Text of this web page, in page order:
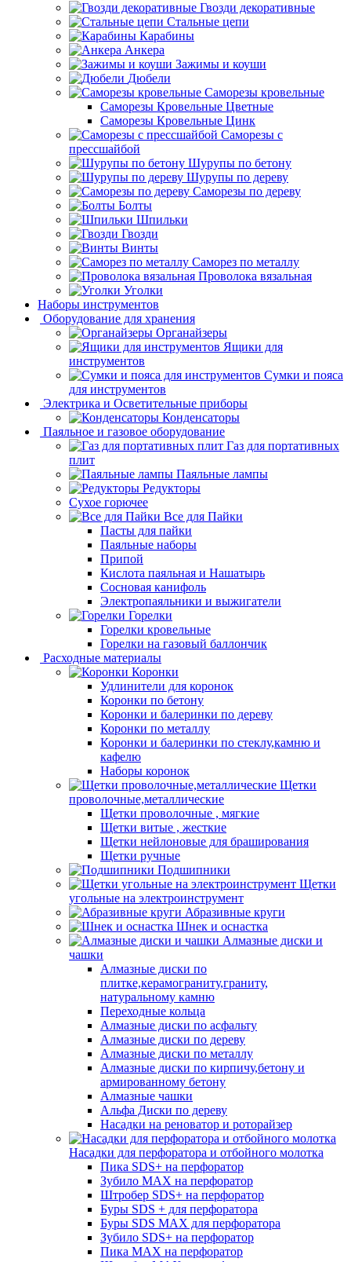
Гвозди декоративные
Стальные цепи
Карабины
Анкера
Зажимы и коуши
Дюбели
Саморезы кровельные
Саморезы Кровельные Цветные
Саморезы Кровельные Цинк
Саморезы с
прессшайбой
Шурупы по бетону
Шурупы по дереву
Саморезы по дереву
Болты
Шпильки
Гвозди
Винты
Саморез по металлу
Проволока вязальная
Уголки
Наборы инструментов
Оборудование для хранения
Органайзеры
Ящики для
инструментов
Сумки и пояса
для инструментов
Электрика и Осветительные приборы
Конденсаторы
Паяльное и газовое оборудование
Газ для портативных
плит
Паяльные лампы
Редукторы
Сухое горючее
Все для Пайки
Пасты для пайки
Паяльные наборы
Припой
Кислота паяльная и Нашатырь
Сосновая канифоль
Электропаяльники и выжигатели
Горелки
Горелки кровельные
Горелки на газовый баллончик
Расходные материалы
Коронки
Удлинители для коронок
Коронки по бетону
Коронки и балеринки по дереву
Коронки по металлу
Коронки и балеринки по стеклу,камню и
кафелю
Наборы коронок
Щетки
проволочные,металлические
Щетки проволочные , мягкие
Щетки витые , жесткие
Щетки нейлоновые для браширования
Щетки ручные
Подшипники
Щетки
угольные на электроинструмент
Абразивные круги
Шнек и оснастка
Алмазные диски и
чашки
Алмазные диски по
плитке,керамограниту,граниту,
натуральному камню
Переходные кольца
Алмазные диски по асфальту
Алмазные диски по дереву
Алмазные диски по металлу
Алмазные диски по кирпичу,бетону и
армированному бетону
Алмазные чашки
Альфа Диски по дереву
Насадки на реноватор и роторайзер
Насадки для перфоратора и отбойного молотка
Пика SDS+ на перфоратор
Зубило MAX на перфоратор
Штробер SDS+ на перфоратор
Буры SDS + для перфоратора
Буры SDS MAX для перфоратора
Зубило SDS+ на перфоратор
Пика MAX на перфоратор